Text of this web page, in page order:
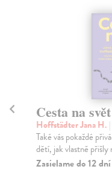
Cesta na svět
Hoffstädter Jana H.
Také vás pokaždé
dětí, jak vlastně přišly
Zasielame do 12 dní